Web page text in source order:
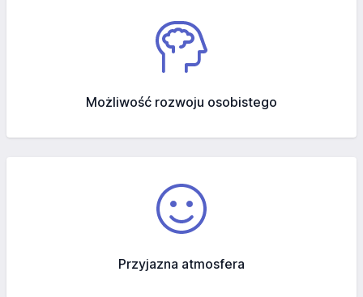
Możliwość rozwoju osobistego
Przyjazna atmosfera